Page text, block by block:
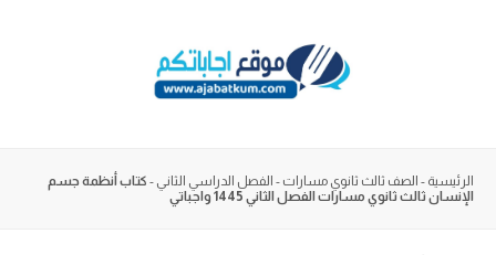
الرئيسية - الصف ثالث ثانوي مسارات - الفصل الدراسي الثاني - كتاب أنظمة جسم
الإنسان ثالث ثانوي مسارات الفصل الثاني 1445 واجباتي